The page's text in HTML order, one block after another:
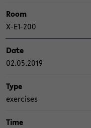
Room
X-​E1-200
Date
02.05.2019
Type
ex­er­ci­s­es
Time